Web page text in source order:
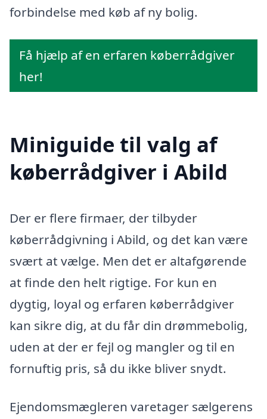
forbindelse med køb af ny bolig.
Få hjælp af en erfaren køberrådgiver
her!
Miniguide til valg af
køberrådgiver i Abild
Der er flere firmaer, der tilbyder
køberrådgivning i Abild, og det kan være
svært at vælge. Men det er altafgørende
at finde den helt rigtige. For kun en
dygtig, loyal og erfaren køberrådgiver
kan sikre dig, at du får din drømmebolig,
uden at der er fejl og mangler og til en
fornuftig pris, så du ikke bliver snydt.
Ejendomsmægleren varetager sælgerens